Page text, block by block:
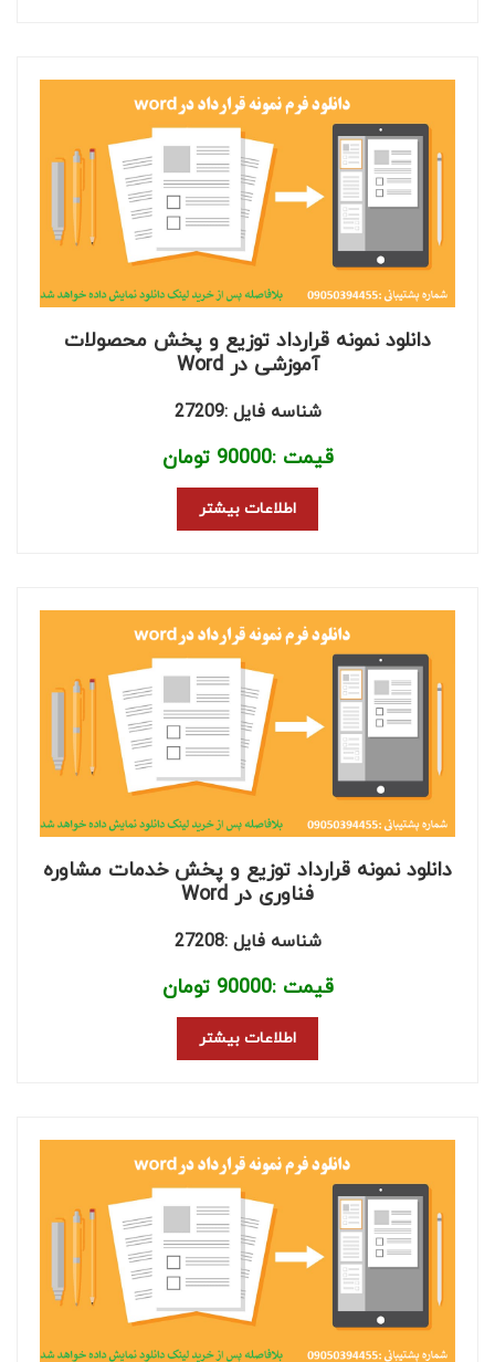
دانلود نمونه قرارداد توزیع و پخش محصولات
آموزشی در Word
شناسه فایل :27209
قیمت :90000 تومان
اطلاعات بیشتر
دانلود نمونه قرارداد توزیع و پخش خدمات مشاوره
فناوری در Word
شناسه فایل :27208
قیمت :90000 تومان
اطلاعات بیشتر